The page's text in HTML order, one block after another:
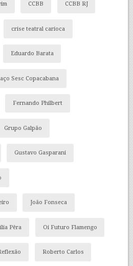
CCBB CCBB RJ
crise teatral carioca
Eduardo Barata
Sesc Copacabana
Fernando Philbert
Grupo Galpão
Gustavo Gasparani
João Fonseca
Pêra Oi Futuro Flamengo
Roberto Carlos